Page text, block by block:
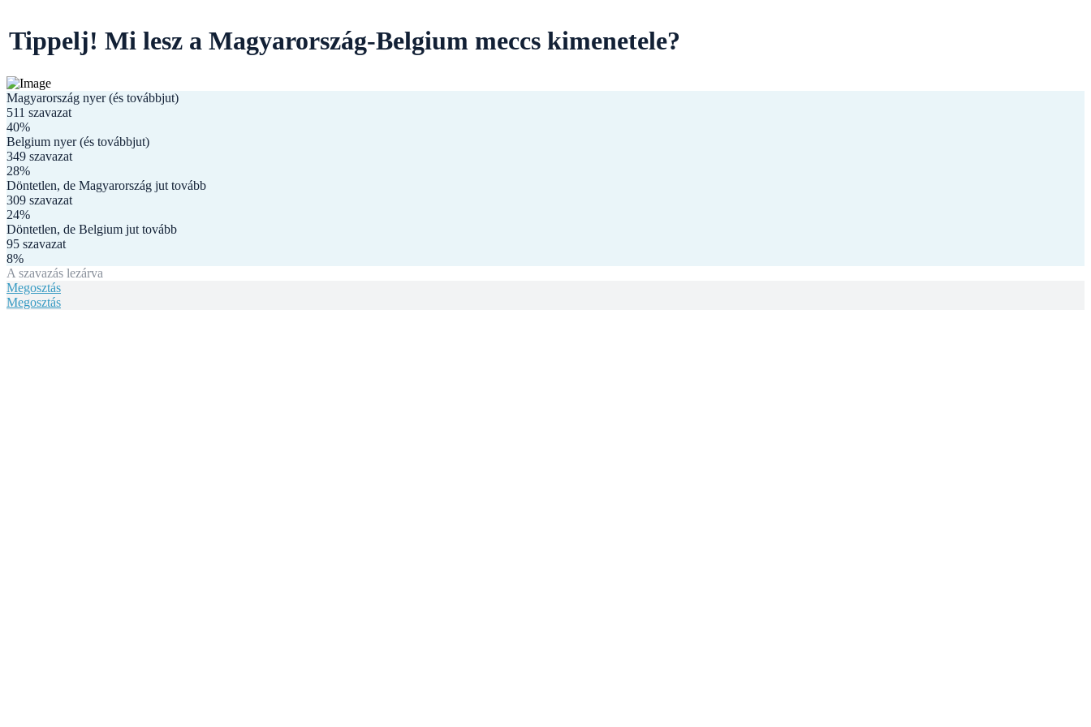
Tippelj! Mi lesz a Magyarország-Belgium meccs kimenetele?
Magyarország nyer (és továbbjut)
511 szavazat
40%
Belgium nyer (és továbbjut)
349 szavazat
28%
Döntetlen, de Magyarország jut tovább
309 szavazat
24%
Döntetlen, de Belgium jut tovább
95 szavazat
8%
A szavazás lezárva
Megosztás
Megosztás